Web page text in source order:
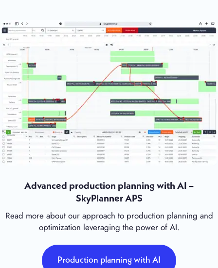
Advanced production planning with AI –
SkyPlanner APS
Read more about our approach to production planning and
optimization leveraging the power of AI.
Production planning with AI